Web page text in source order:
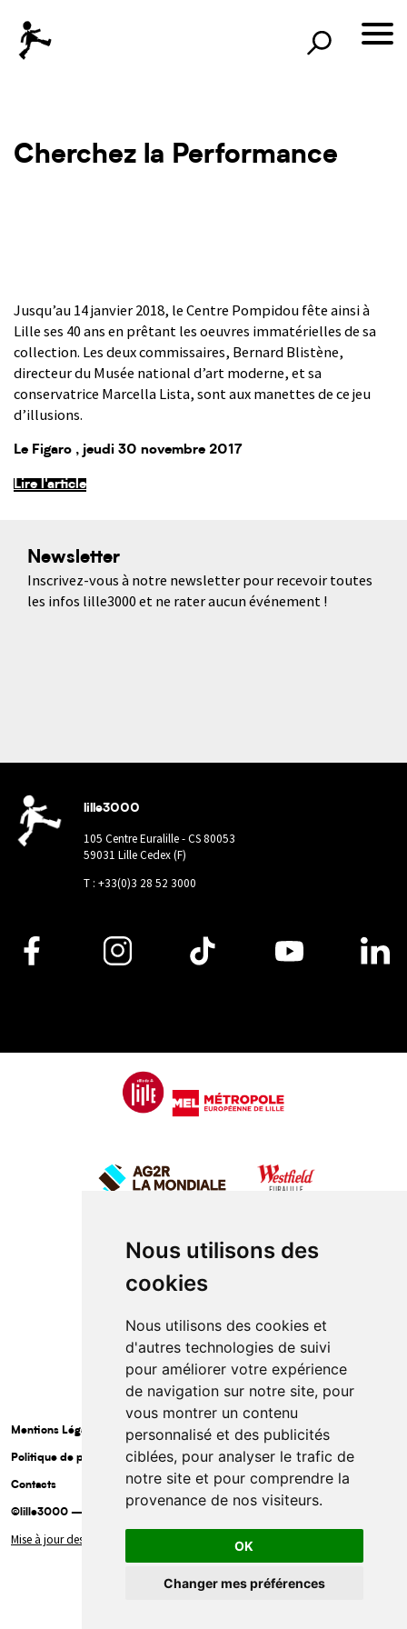
Nous utilisons des
cookies
Nous utilisons des cookies et
d'autres technologies de suivi
pour améliorer votre expérience
de navigation sur notre site, pour
vous montrer un contenu
personnalisé et des publicités
ciblées, pour analyser le trafic de
notre site et pour comprendre la
provenance de nos visiteurs.
OK
Changer mes préférences
Rechercher ×
Cherchez la Performance
Jusqu’au 14 janvier 2018, le Centre Pompidou fête ainsi à
Lille ses 40 ans en prêtant les oeuvres immatérielles de sa
collection. Les deux commissaires, Bernard Blistène,
directeur du Musée national d’art moderne, et sa
conservatrice Marcella Lista, sont aux manettes de ce jeu
d’illusions.
Le Figaro , jeudi 30 novembre 2017
Lire l'article
Newsletter
Inscrivez-vous à notre newsletter pour recevoir toutes
les infos lille3000 et ne rater aucun événement !
lille3000
105 Centre Euralille - CS 80053
59031 Lille Cedex (F)
T : +33(0)3 28 52 3000
Mentions Légales
Politique de protection des données à caractère personnel
Contacts
©lille3000 — 2025
Mise à jour des cookies